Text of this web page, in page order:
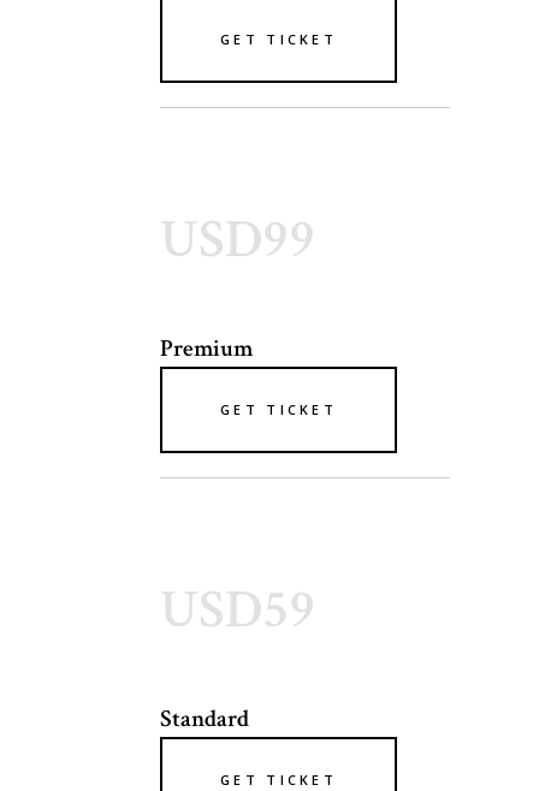
GET TICKET
USD99
Premium
GET TICKET
USD59
Standard
GET TICKET